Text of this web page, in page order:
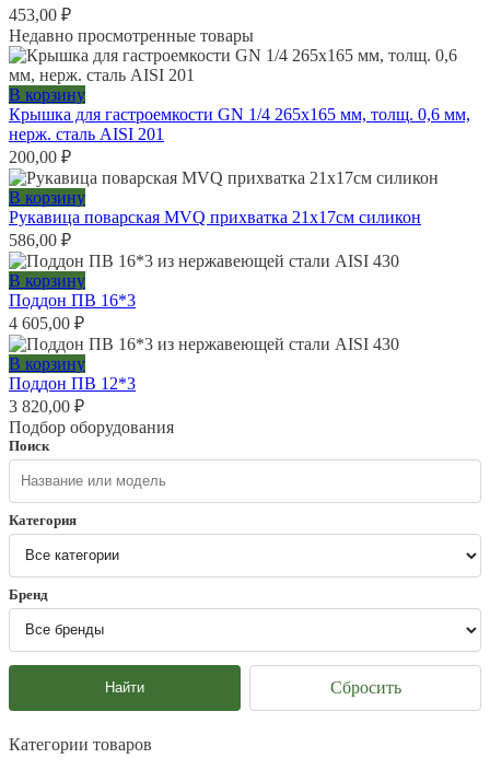
453,00 ₽
Недавно просмотренные товары
В корзину
Крышка для гастроемкости GN 1/4 265х165 мм, толщ. 0,6 мм,
нерж. сталь AISI 201
200,00 ₽
В корзину
Рукавица поварская MVQ прихватка 21х17см силикон
586,00 ₽
В корзину
Поддон ПВ 16*3
4 605,00 ₽
В корзину
Поддон ПВ 12*3
3 820,00 ₽
Подбор оборудования
Поиск
Категория
Бренд
Найти Сбросить
Категории товаров